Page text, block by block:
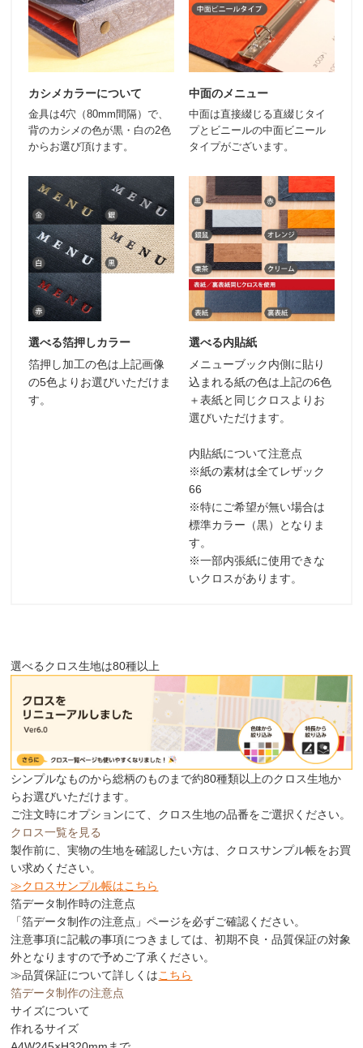
カシメカラーについて
金具は4穴（80mm間隔）で、
背のカシメの色が黒・白の2色
からお選び頂けます。
中面のメニュー
中面は直接綴じる直綴じタイ
プとビニールの中面ビニール
タイプがございます。
選べる箔押しカラー
箔押し加工の色は上記画像
の5色よりお選びいただけま
す。
選べる内貼紙
メニューブック内側に貼り
込まれる紙の色は上記の6色
＋表紙と同じクロスよりお
選びいただけます。
内貼紙について注意点
※紙の素材は全てレザック
66
※特にご希望が無い場合は
標準カラー（黒）となりま
す。
※一部内張紙に使用できな
いクロスがあります。
選べるクロス生地は80種以上
シンプルなものから総柄のものまで約80種類以上のクロス生地か
らお選びいただけます。
ご注文時にオプションにて、クロス生地の品番をご選択ください。
クロス一覧を見る
製作前に、実物の生地を確認したい方は、クロスサンプル帳をお買
い求めください。
≫クロスサンプル帳はこちら
箔データ制作時の注意点
「箔データ制作の注意点」ページを必ずご確認ください。
注意事項に記載の事項につきましては、初期不良・品質保証の対象
外となりますので予めご了承ください。
≫品質保証について詳しくはこちら
箔データ制作の注意点
サイズについて
作れるサイズ